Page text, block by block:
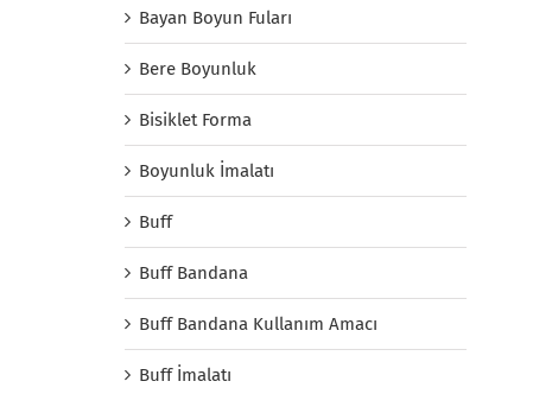
Bayan Boyun Fuları
Bere Boyunluk
Bisiklet Forma
Boyunluk İmalatı
Buff
Buff Bandana
Buff Bandana Kullanım Amacı
Buff İmalatı